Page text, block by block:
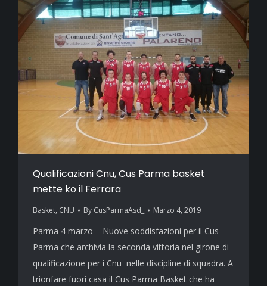
Qualificazioni Cnu, Cus Parma basket
mette ko il Ferrara
Basket, CNU By CusParmaAsd_ Marzo 4, 2019
Parma 4 marzo – Nuove soddisfazioni per il Cus
Parma che archivia la seconda vittoria nel girone di
qualificazione per i Cnu nelle discipline di squadra. A
trionfare fuori casa il Cus Parma Basket che ha